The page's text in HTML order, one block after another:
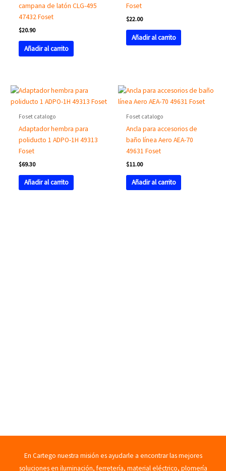
campana de latón CLG-495
47432 Foset
$20.90
Añadir al carrito
Foset
$22.00
Añadir al carrito
Foset catalogo
Adaptador hembra para
poliducto 1 ADPO-1H 49313
Foset
$69.30
Añadir al carrito
Foset catalogo
Ancla para accesorios de
baño línea Aero AEA-70
49631 Foset
$11.00
Añadir al carrito
En Cartego nuestra misión es ayudarle a encontrar las mejores
soluciones en iluminación, ferretería, material eléctrico, plomería